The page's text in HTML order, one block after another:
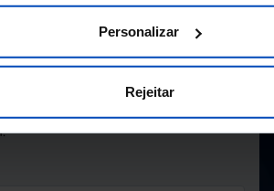
Personalizar
Rejeitar
DA FUNDAÇÃO FRANCISCO MANUEL DOS
A NEWSLETTER DA